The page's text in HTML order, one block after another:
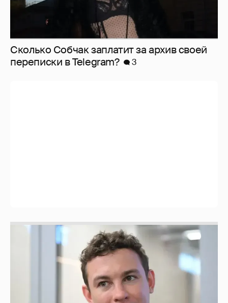
Сколько Собчак заплатит за архив своей
перeписки в Telegram?
3